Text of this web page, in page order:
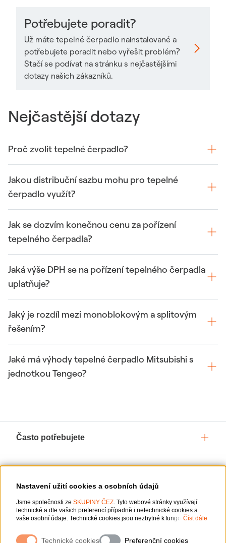
Nastavení užití cookies a osobních údajů
Jsme společnosti ze SKUPINY ČEZ. Tyto webové stránky využívají
technické a dle vašich preferencí případně i netechnické cookies a
vaše osobní údaje. Technické cookies jsou nezbytné k fungování
webové stránky vašim preferencím, k personalizaci reklam a analytice.
Číst dále
Technické cookies Preferenční cookies
Potřebujete poradit?
Už máte tepelné čerpadlo nainstalované a
potřebujete poradit nebo vyřešit problém?
Stačí se podívat na stránku s nejčastějšími
dotazy našich zákazníků.
Odkaz se otevře v novém okně
Nejčastější dotazy
Proč zvolit tepelné čerpadlo?
Jakou distribuční sazbu mohu pro tepelné
čerpadlo využít?
Jak se dozvím konečnou cenu za pořízení
tepelného čerpadla?
Jaká výše DPH se na pořízení tepelného čerpadla
uplatňuje?
Jaký je rozdíl mezi monoblokovým a splitovým
řešením?
Jaké má výhody tepelné čerpadlo Mitsubishi s
jednotkou Tengeo?
Často potřebujete
O ČEZ, a. s.
Podpora